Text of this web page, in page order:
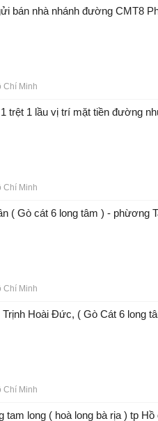
Chí Minh
trệt 1 lầu vị trí mặt tiền đường
Chí Minh
( Gò cát 6 long tâm ) - phừơng
Chí Minh
Hoài Đức, ( Gò Cát 6 long
Chí Minh
tam long ( hoà long bà rịa ) tp Hồ